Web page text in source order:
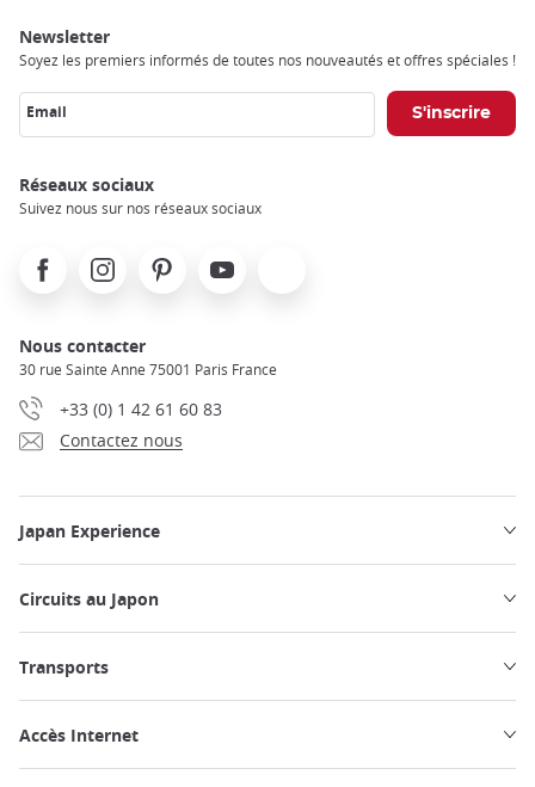
Newsletter
Soyez les premiers informés de toutes nos nouveautés et offres spéciales !
Email
Réseaux sociaux
Suivez nous sur nos réseaux sociaux
FacebookInstagramPinterest Youtube
Nous contacter
30 rue Sainte Anne 75001 Paris France
+33 (0) 1 42 61 60 83
Contactez nous
Japan Experience
Circuits au Japon
Transports
Accès Internet